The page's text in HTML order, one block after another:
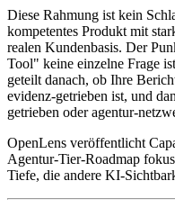
Diese Rahmung ist kein
kompetentes Produkt mit
realen Kundenbasis. Der
Tool" keine einzelne Frage
geteilt danach, ob Ihre
evidenz-getrieben ist, und
getrieben oder agentur-
OpenLens veröffentlicht
Agentur-Tier-Roadmap
Tiefe, die andere KI-